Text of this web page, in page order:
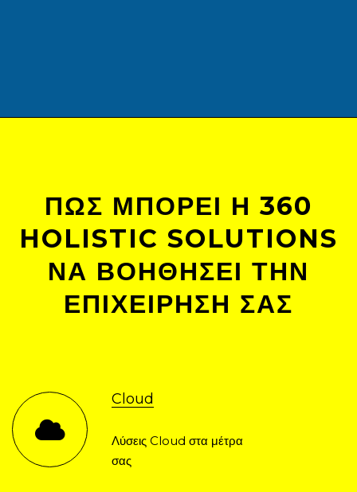
ΠΩΣ ΜΠΟΡΕΊ Η 360
HOLISTIC SOLUTIONS
ΝΑ ΒΟΗΘΉΣΕΙ ΤΗΝ
ΕΠΙΧΕΊΡΗΣΉ ΣΑΣ
Cloud
Λύσεις Cloud στα μέτρα
σας